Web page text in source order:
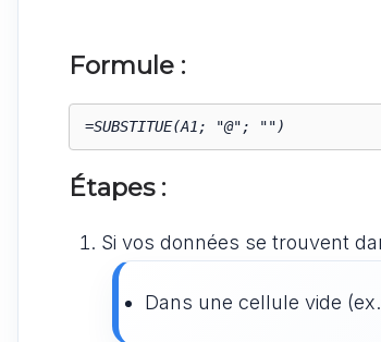
Formule :
Étapes :
Si vos données se trouvent
Dans une cellule vide